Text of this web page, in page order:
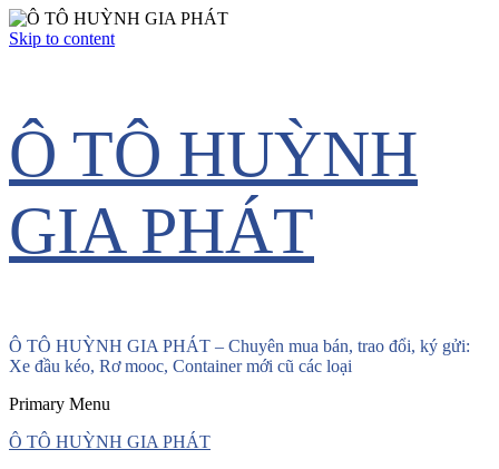
Skip to content
Ô TÔ HUỲNH
GIA PHÁT
Ô TÔ HUỲNH GIA PHÁT – Chuyên mua bán, trao đổi, ký gửi:
Xe đầu kéo, Rơ mooc, Container mới cũ các loại
Primary Menu
Ô TÔ HUỲNH GIA PHÁT